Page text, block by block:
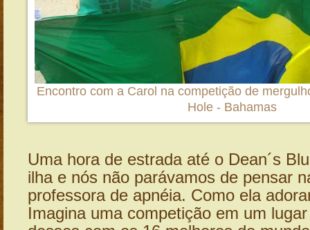
Encontro com a Carol na competição de
Hole - Bahamas
Uma hora de estrada até o Dean´s
ilha e nós não parávamos de pensar
professora de apnéia. Como ela
Imagina uma competição em um